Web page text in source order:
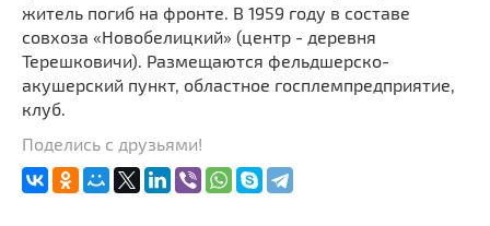
житель погиб на фронте. В 1959 году в составе
совхоза «Новобелицкий» (центр - деревня
Терешковичи). Размещаются фельдшерско-
акушерский пункт, областное госплемпредприятие,
клуб.
Поделись с друзьями!